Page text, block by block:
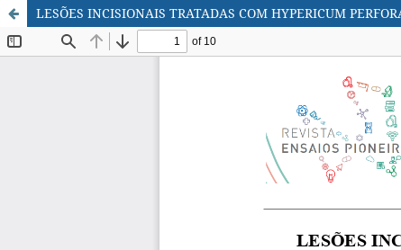
LESÕES INCISIONAIS TRATADAS COM HYPERICUM